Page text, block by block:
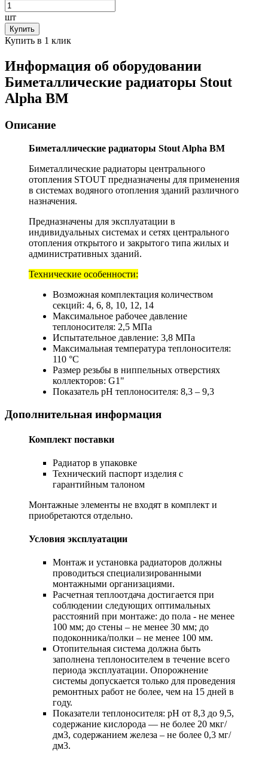
шт
Купить
Купить в 1 клик
Информация об оборудовании
Биметаллические радиаторы Stout
Alpha BM
Описание
Биметаллические радиаторы Stout Alpha BM
Биметаллические радиаторы центрального
отопления STOUT предназначены для применения
в системах водяного отопления зданий различного
назначения.
Предназначены для эксплуатации в
индивидуальных системах и сетях центрального
отопления открытого и закрытого типа жилых и
административных зданий.
Технические особенности:
Возможная комплектация количеством
секций: 4, 6, 8, 10, 12, 14
Максимальное рабочее давление
теплоносителя: 2,5 МПа
Испытательное давление: 3,8 МПа
Максимальная температура теплоносителя:
110 °C
Размер резьбы в ниппельных отверстиях
коллекторов: G1"
Показатель pH теплоносителя: 8,3 – 9,3
Дополнительная информация
Комплект поставки
Радиатор в упаковке
Технический паспорт изделия с
гарантийным талоном
Монтажные элементы не входят в комплект и
приобретаются отдельно.
Условия эксплуатации
Монтаж и установка радиаторов должны
проводиться специализированными
монтажными организациями.
Расчетная теплоотдача достигается при
соблюдении следующих оптимальных
расстояний при монтаже: до пола - не менее
100 мм; до стены – не менее 30 мм; до
подоконника/полки – не менее 100 мм.
Отопительная система должна быть
заполнена теплоносителем в течение всего
периода эксплуатации. Опорожнение
системы допускается только для проведения
ремонтных работ не более, чем на 15 дней в
году.
Показатели теплоносителя: pH от 8,3 до 9,5,
содержание кислорода — не более 20 мкг/
дм3, содержанием железа – не более 0,3 мг/
дм3.